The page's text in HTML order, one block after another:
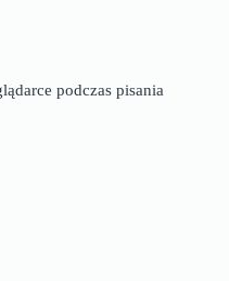
podczas pisania